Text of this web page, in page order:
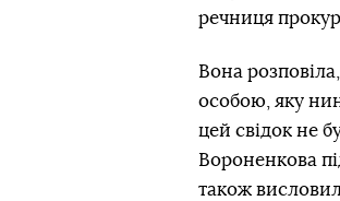
речниця
Вона
особою, яку
цей свідок не
Вороненкова
також